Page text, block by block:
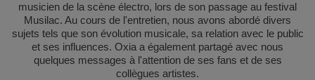
musicien de la scène électro, lors de son passage au festival
Musilac. Au cours de l'entretien, nous avons abordé divers
sujets tels que son évolution musicale, sa relation avec le public
et ses influences. Oxia a également partagé avec nous
quelques messages à l'attention de ses fans et de ses
collègues artistes.